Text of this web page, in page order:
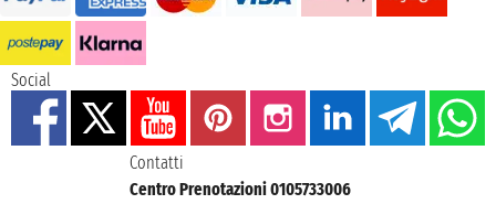
Social
Contatti
Centro Prenotazioni 0105733006